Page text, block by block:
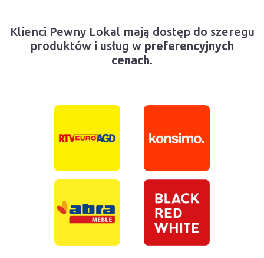
Klienci Pewny Lokal mają dostęp do szeregu
produktów i usług w preferencyjnych
cenach.